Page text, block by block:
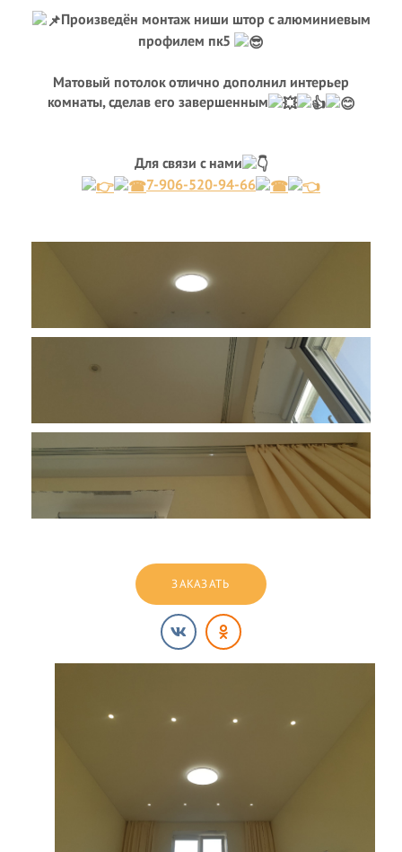
Произведён монтаж ниши штор с алюминиевым
профилем пк5
Матовый потолок отлично дополнил интерьер
комнаты, сделав его завершенным
Для связи с нами
7-906-520-94-66
ЗАКАЗАТЬ